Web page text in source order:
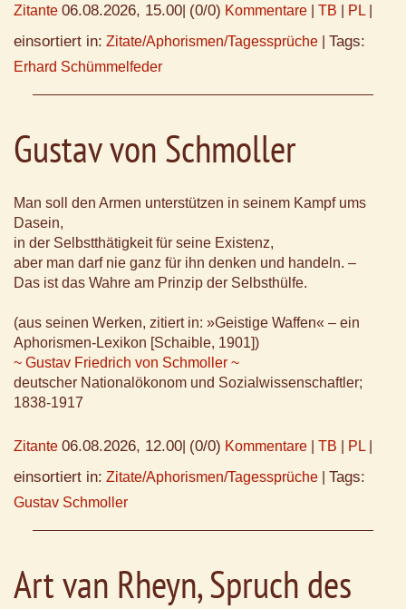
Zitante 06.08.2026, 15.00 (0/0) Kommentare TB PL
einsortiert in: Zitate/Aphorismen/Tagessprüche Tags:
Erhard Schümmelfeder
Gustav von Schmoller
Man soll den Armen unterstützen in seinem Kampf ums
Dasein,
in der Selbstthätigkeit für seine Existenz,
aber man darf nie ganz für ihn denken und handeln. –
Das ist das Wahre am Prinzip der Selbsthülfe.
(aus seinen Werken, zitiert in: »Geistige Waffen« – ein
Aphorismen-Lexikon [Schaible, 1901])
~ Gustav Friedrich von Schmoller ~
deutscher Nationalökonom und Sozialwissenschaftler;
1838-1917
Zitante 06.08.2026, 12.00 (0/0) Kommentare TB PL
einsortiert in: Zitate/Aphorismen/Tagessprüche Tags:
Gustav Schmoller
Art van Rheyn, Spruch des